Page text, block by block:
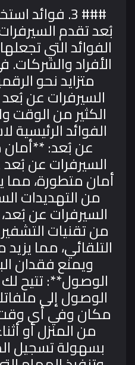
### 3. فوائد
بُعدتقدم
الفوائد التي
الأفراد
متزايد نحو
السيرفرات عن بُعد
الكثير من الوقت
الفوائد الرئيسية
عن بُعد:
السيرفرات عن
أمان متطورة، مما
من التهديدات
السيرفرات عن
من تقنيات
التلقائي، مما
ويمنع فقدان
الوصول**: تتيح
الوصول إلى
مكان وفي أي
من المنزل أو
بسهولة تسجيل